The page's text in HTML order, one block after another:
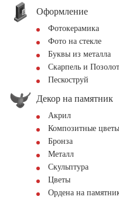
Оформление
Фотокерамика
Фото на стекле
Буквы из металла
Скарпель и
Пескоструй
Декор на памятник
Акрил
Композитные цветы
Бронза
Металл
Скульптура
Цветы
Ордена на